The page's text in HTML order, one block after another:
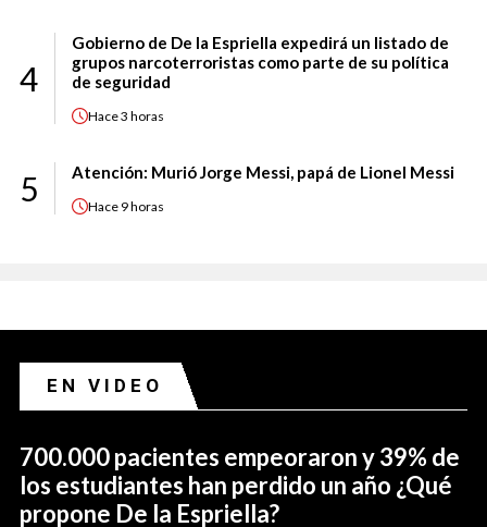
4
Gobierno de De la Espriella expedirá un listado de
grupos narcoterroristas como parte de su política
de seguridad
Hace3 horas
5 Atención: Murió Jorge Messi, papá de Lionel Messi
Hace 9 horas
EN VIDEO
700.000 pacientes empeoraron y 39% de
los estudiantes han perdido un año ¿Qué
propone De la Espriella?